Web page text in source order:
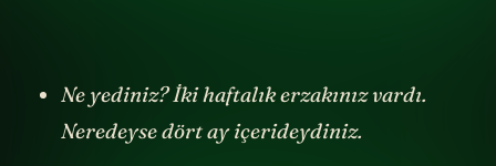
Ne yediniz? İki haftalık erzakınız vardı.
Neredeyse dört ay içerideydiniz.